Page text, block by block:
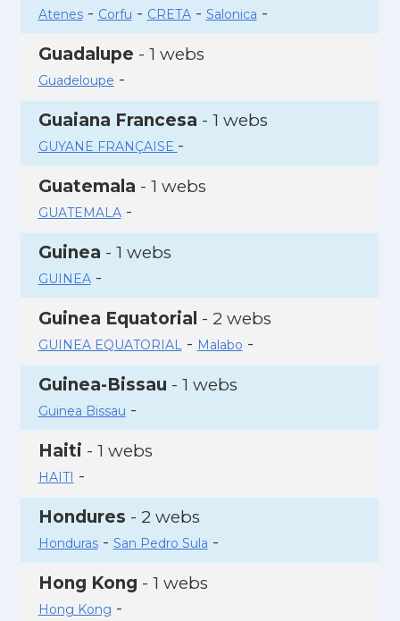
Atenes- Corfu - CRETA- Salonica -
Guadalupe - 1 webs
Guadeloupe -
Guaiana Francesa - 1 webs
GUYANE FRANÇAISE -
Guatemala - 1 webs
GUATEMALA-
Guinea - 1 webs
GUINEA-
Guinea Equatorial - 2 webs
GUINEA EQUATORIAL- Malabo -
Guinea-Bissau - 1 webs
Guinea Bissau -
Haiti - 1 webs
HAITI -
Hondures - 2 webs
Honduras- San Pedro Sula -
Hong Kong - 1 webs
Hong Kong -